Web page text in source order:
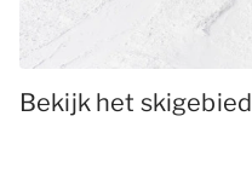
Bekijk het skigebied